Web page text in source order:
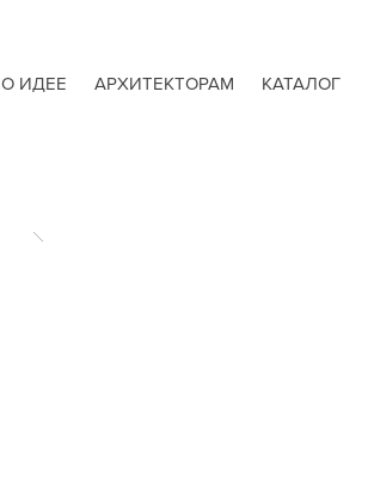
О ИДЕЕ АРХИТЕКТОРАМ КАТАЛОГ